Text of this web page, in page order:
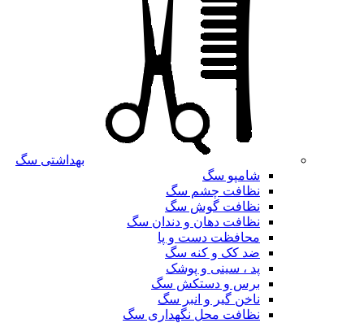
بهداشتی سگ
شامپو سگ
نظافت چشم سگ
نظافت گوش سگ
نظافت دهان و دندان سگ
محافظت دست و پا
ضد کک و کنه سگ
پد ، سینی و پوشک
برس و دستکش سگ
ناخن گیر و انبر سگ
نظافت محل نگهداری سگ